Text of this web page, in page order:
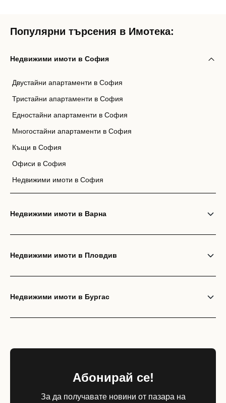
Вход
Имейл Адрес
Вход
или използвай профил
Вход с Google
Популярни търсения в Имотека:
Недвижими имоти в София
Двустайни апартаменти в София
Тристайни апартаменти в София
Едностайни апартаменти в София
Многостайни апартаменти в София
Къщи в София
Офиси в София
Недвижими имоти в София
Недвижими имоти в Варна
Недвижими имоти в Пловдив
Недвижими имоти в Бургас
Абонирай се!
За да получавате новини от пазара на